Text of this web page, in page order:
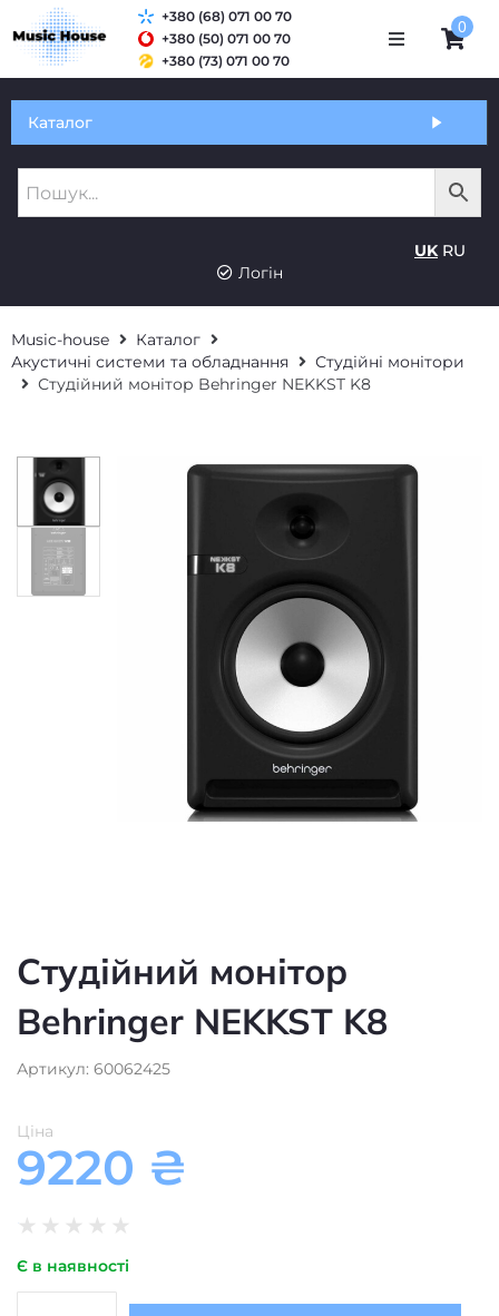
Оплата і доставка
+380 (68) 071 00 70
+380 (50) 071 00 70
+380 (73) 071 00 70
0
Каталог
UK RU
Логін
Music-house
Каталог
Акустичні системи та обладнання
Студійні монітори
Студійний монітор Behringer NEKKST K8
Студійний монітор
Behringer NEKKST K8
Артикул: 60062425
Ціна
9220 ₴
★ ★ ★ ★ ★
Є в наявності